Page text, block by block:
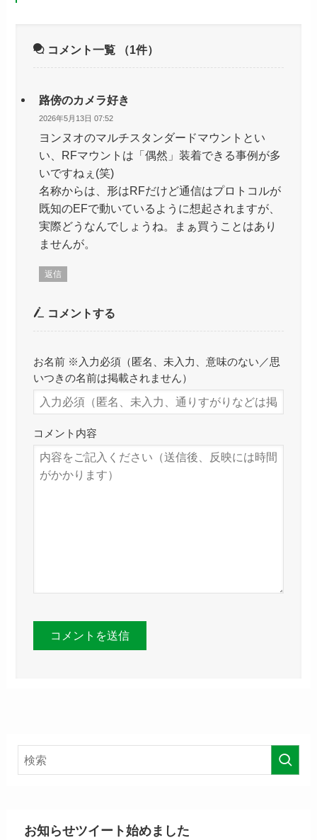
コメント一覧 （1件）
路傍のカメラ好き
2026年5月13日 07:52
ヨンヌオのマルチスタンダードマウントとい
い、RFマウントは「偶然」装着できる事例が多
いですねぇ(笑)
名称からは、形はRFだけど通信はプロトコルが
既知のEFで動いているように想起されますが、
実際どうなんでしょうね。まぁ買うことはあり
ませんが。
返信
コメントする
お名前 ※入力必須（匿名、未入力、意味のない／思
いつきの名前は掲載されません）
コメント内容
お知らせツイート始めました